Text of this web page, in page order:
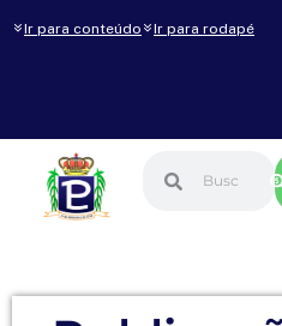
Ir para conteúdo Ir para rodapé